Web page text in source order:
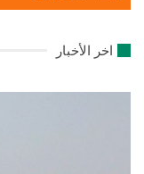
اخر الأخبار